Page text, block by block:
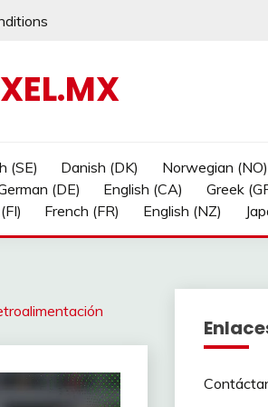
(SE) Danish (DK) Norwegian (NO)
(DE) English (CA) Greek
French (FR) English (NZ)